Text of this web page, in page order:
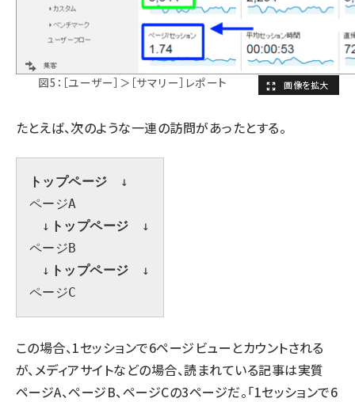
図5：［ユーザー］＞［サマリー］レポート
たとえば、次のような一連の訪問があったとする。
トップページ ↓
ページA
↓ トップページ ↓
ページB
↓ トップページ ↓
ページC
この場合、1セッションで6ページビューとカウントされる
が、メディアサイトなどの場合、読まれている記事は実質
ページA、ページB、ページCの3ページだ。「1セッションで6